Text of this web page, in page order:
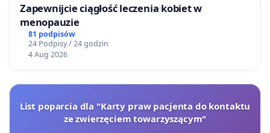
Zapewnijcie ciągłość leczenia kobiet w
menopauzie
81 podpisów
24 Podpisy / 24 godzin
4 Aug 2026
List poparcia dla "Karty praw pacjenta do kontaktu
ze zwierzęciem towarzyszącym"